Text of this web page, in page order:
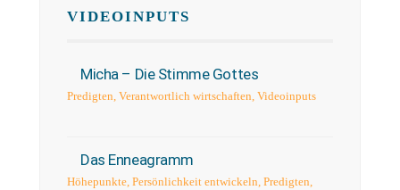
VIDEOINPUTS
Micha – Die Stimme Gottes
Predigten, Verantwortlich wirtschaften, Videoinputs
Das Enneagramm
Höhepunkte, Persönlichkeit entwickeln, Predigten,